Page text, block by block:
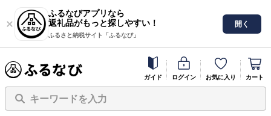
ふるなびアプリなら
返礼品がもっと探しやすい！
ふるさと納税サイト「ふるなび」
開く
ガイド ログイン お気に入り カート
キーワードを入力